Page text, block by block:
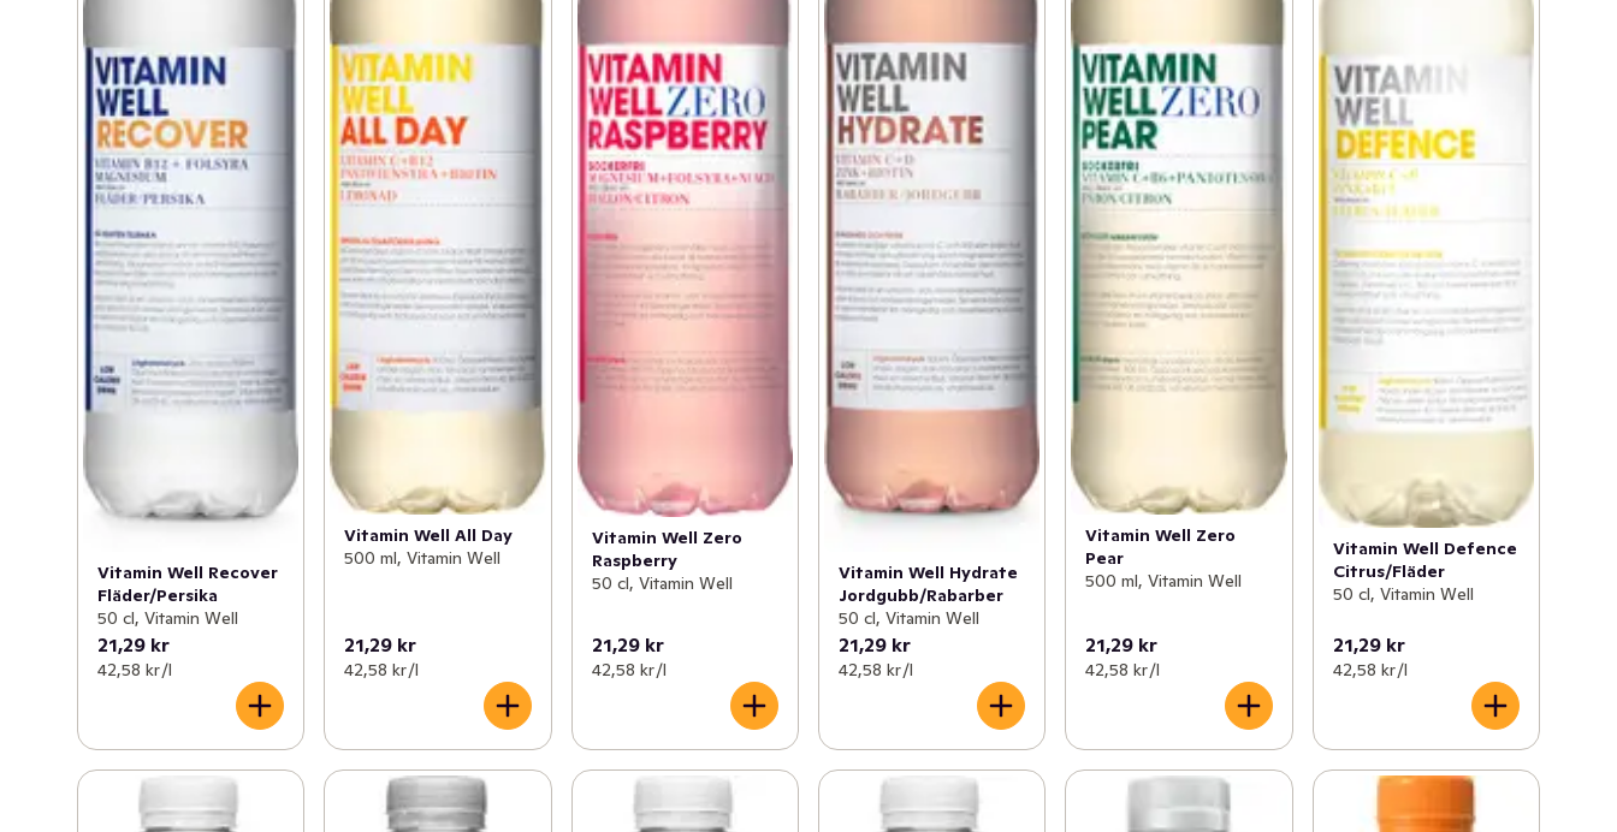
Vitamin Well Recover
Fläder/Persika
50 cl, Vitamin Well
21,29 kr
42,58 kr /l
Vitamin Well All Day
500 ml, Vitamin Well
21,29 kr
42,58 kr /l
Vitamin Well Zero
Raspberry
50 cl, Vitamin Well
21,29 kr
42,58 kr /l
Vitamin Well Hydrate
Jordgubb/Rabarber
50 cl, Vitamin Well
21,29 kr
42,58 kr /l
Vitamin Well Zero
Pear
500 ml, Vitamin Well
21,29 kr
42,58 kr /l
Vitamin Well Defence
Citrus/Fläder
50 cl, Vitamin Well
21,29 kr
42,58 kr /l